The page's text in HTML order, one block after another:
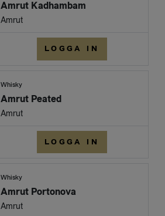
Amrut Kadhambam
Amrut
LOGGA IN
Whisky
Amrut Peated
Amrut
LOGGA IN
Whisky
Amrut Portonova
Amrut